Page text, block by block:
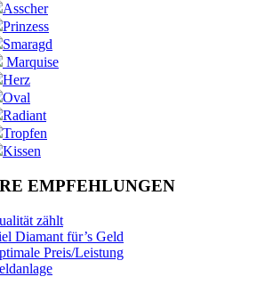
Asscher
Prinzess
Smaragd
Marquise
Herz
Oval
Radiant
Tropfen
Kissen
EMPFEHLUNGEN
zählt
Diamant für’s Geld
Preis/Leistung